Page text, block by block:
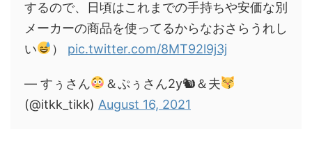
するので、日頃はこれまでの手持ちや安価な別
メーカーの商品を使ってるからなおさらうれし
い
） pic.twitter.com/8MT92l9j3j
— すぅさん
＆ぷぅさん2y🐿＆夫
(@itkk_tikk) August 16, 2021